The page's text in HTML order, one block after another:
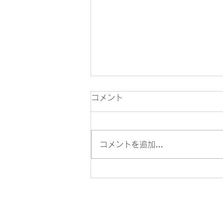
【開催中・9/27まで】「絵
コメント
コメントを追加…